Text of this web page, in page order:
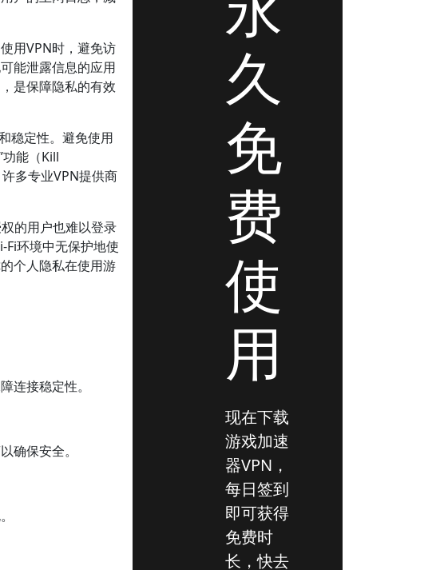
用VPN时，避免访
能泄露信息的应用
是保障隐私的有效
稳定性。避免使用
能（Kill
多专业VPN提供商
的用户也难以登录
Fi环境中无保护地使
个人隐私在使用游
连接稳定性。
确保安全。
久
免
费
使
用
现在下载
游戏加速
器VPN，
每日签到
即可获得
免费时
长，快去